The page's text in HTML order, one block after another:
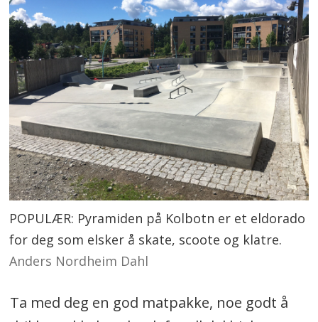
POPULÆR: Pyramiden på Kolbotn er et eldorado
for deg som elsker å skate, scoote og klatre.
Anders Nordheim Dahl
Ta med deg en god matpakke, noe godt å